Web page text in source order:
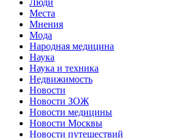
Места
Мнения
Мода
Народная медицина
Наука
Наука и техника
Недвижимость
Новости
Новости ЗОЖ
Новости медицины
Новости Москвы
Новости путешествий